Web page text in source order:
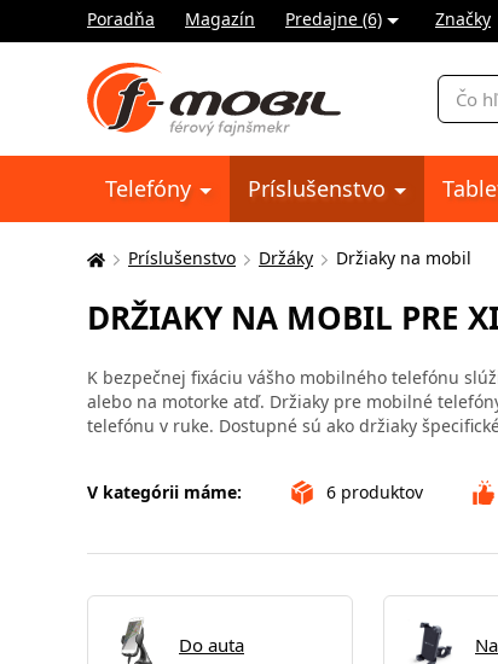
Poradňa Magazín Predajne (6) Značky
Telefóny Príslušenstvo
Tu
nachádzate:
Príslušenstvo Držáky Držiaky na mobil
DRŽIAKY NA MOBIL PRE
K bezpečnej fixáciu vášho mobilného telefónu
alebo na motorke atď. Držiaky pre mobilné
telefónu v ruke. Dostupné sú ako držiaky
V kategórii máme: 6 produktov
Do auta